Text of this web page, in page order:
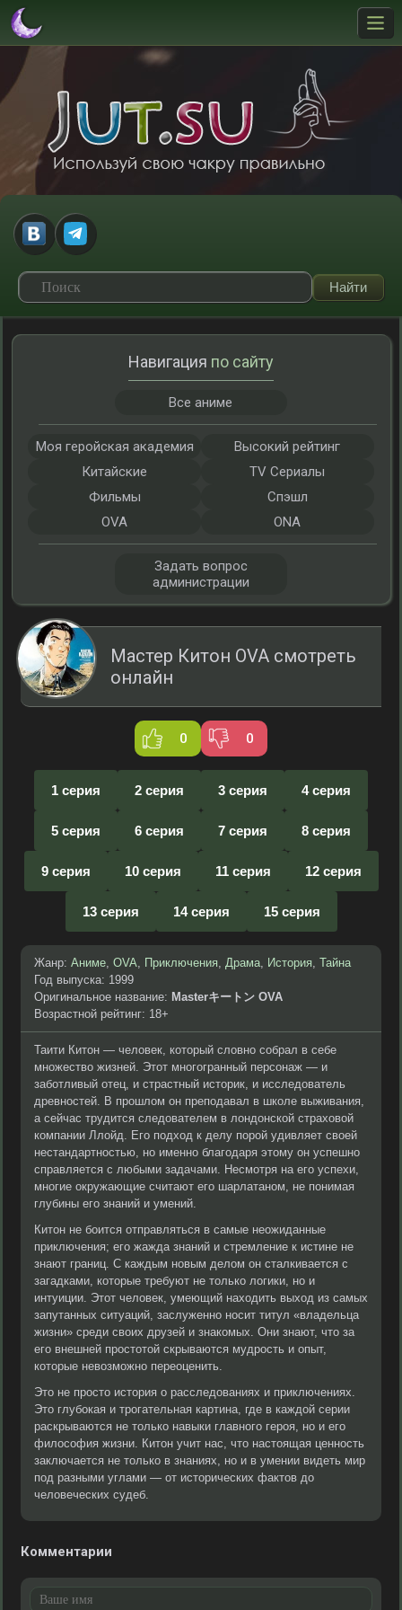
Мастер Китон OVA смотреть
онлайн
0 0
1 серия 2 серия 3 серия 4 серия
5 серия 6 серия 7 серия 8 серия
9 серия 10 серия 11 серия 12 серия
13 серия 14 серия 15 серия
Жанр: Аниме, OVA, Приключения, Драма, История, Тайна
Год выпуска: 1999
Оригинальное название: Masterキートン OVA
Возрастной рейтинг: 18+
Таити Китон — человек, который словно собрал в себе
множество жизней. Этот многогранный персонаж — и
заботливый отец, и страстный историк, и исследователь
древностей. В прошлом он преподавал в школе выживания,
а сейчас трудится следователем в лондонской страховой
компании Ллойд. Его подход к делу порой удивляет своей
нестандартностью, но именно благодаря этому он успешно
справляется с любыми задачами. Несмотря на его успехи,
многие окружающие считают его шарлатаном, не понимая
глубины его знаний и умений.
Китон не боится отправляться в самые неожиданные
приключения; его жажда знаний и стремление к истине не
знают границ. С каждым новым делом он сталкивается с
загадками, которые требуют не только логики, но и
интуиции. Этот человек, умеющий находить выход из самых
запутанных ситуаций, заслуженно носит титул «владельца
жизни» среди своих друзей и знакомых. Они знают, что за
его внешней простотой скрываются мудрость и опыт,
которые невозможно переоценить.
Это не просто история о расследованиях и приключениях.
Это глубокая и трогательная картина, где в каждой серии
раскрываются не только навыки главного героя, но и его
философия жизни. Китон учит нас, что настоящая ценность
заключается не только в знаниях, но и в умении видеть мир
под разными углами — от исторических фактов до
человеческих судеб.
Комментарии
Навигация по сайту
Все аниме
Моя геройская академия
Высокий рейтинг
Китайские
TV Сериалы
Фильмы
Спэшл
OVA
ONA
Задать вопрос
администрации